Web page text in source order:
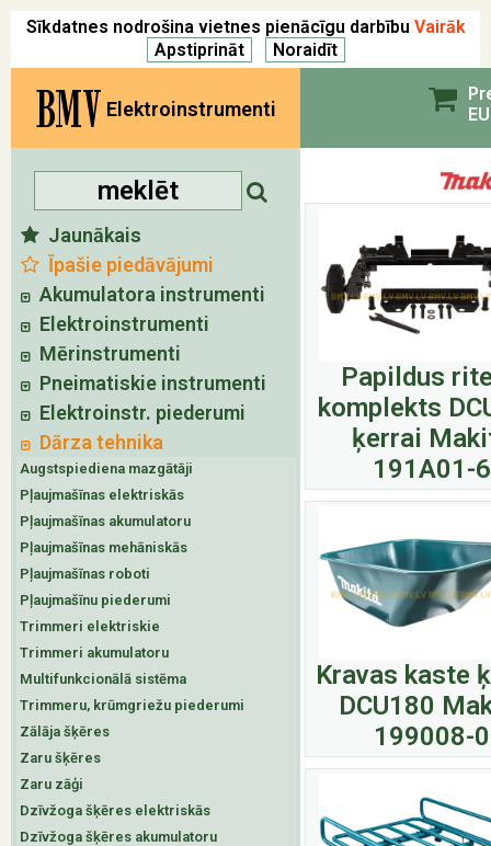
Sīkdatnes nodrošina vietnes pienācīgu darbību Vairāk
BMV Elektroinstrumenti
Jaunākais
Īpašie piedāvājumi
Akumulatora instrumenti
Elektroinstrumenti
Mērinstrumenti
Pneimatiskie instrumenti
Elektroinstr. piederumi
Dārza tehnika
Augstspiediena mazgātāji
Pļaujmašīnas elektriskās
Pļaujmašīnas akumulatoru
Pļaujmašīnas mehāniskās
Pļaujmašīnas roboti
Pļaujmašīnu piederumi
Trimmeri elektriskie
Trimmeri akumulatoru
Multifunkcionālā sistēma
Trimmeru, krūmgriežu piederumi
Zālāja šķēres
Zaru šķēres
Zaru zāģi
Dzīvžoga šķēres elektriskās
Dzīvžoga šķēres akumulatoru
Papildus
komplekts
ķerrai
191A01-6
Kravas kaste
DCU180
199008-0